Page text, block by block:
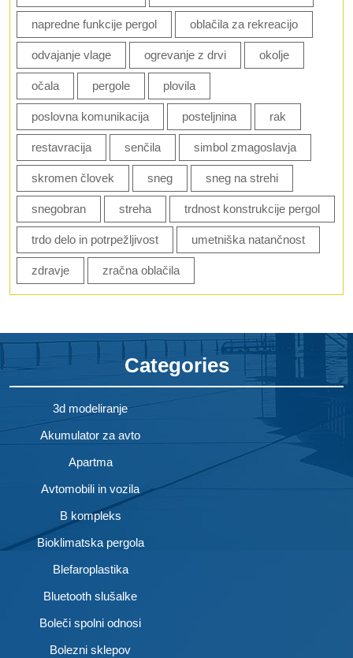
napredne funkcije pergol oblačila za rekreacijo
odvajanje vlage ogrevanje z drvi okolje
očala pergole plovila
poslovna komunikacija posteljnina rak
restavracija senčila simbol zmagoslavja
skromen človek sneg sneg na strehi
snegobran streha trdnost konstrukcije pergol
trdo delo in potrpežljivost umetniška natančnost
zdravje zračna oblačila
Categories
3d modeliranje
Akumulator za avto
Apartma
Avtomobili in vozila
B kompleks
Bioklimatska pergola
Blefaroplastika
Bluetooth slušalke
Boleči spolni odnosi
Bolezni sklepov